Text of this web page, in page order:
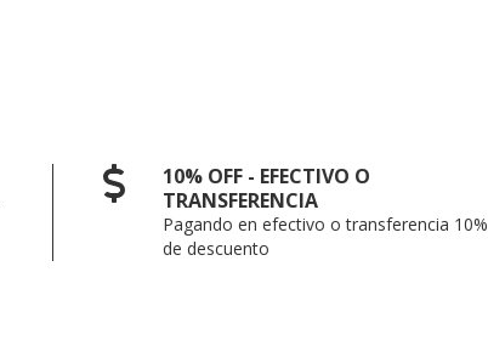
10% OFF - EFECTIVO O
TRANSFERENCIA
Pagando en efectivo o transferencia 10%
de descuento